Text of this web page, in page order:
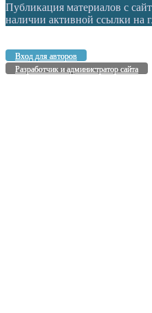
Публикация материалов с
наличии активной ссылки на
Вход для авторов
Разработчик и администратор сайта